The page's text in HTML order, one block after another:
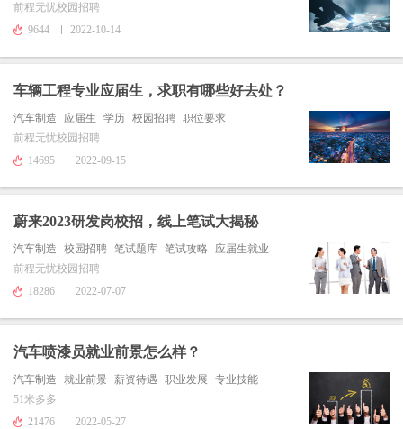
前程无忧校园招聘
9644
2022-10-14
车辆工程专业应届生，求职有哪些好去处？
汽车制造 应届生 学历 校园招聘 职位要求
前程无忧校园招聘
14695
2022-09-15
蔚来2023研发岗校招，线上笔试大揭秘
汽车制造 校园招聘 笔试题库 笔试攻略
应届生就业
前程无忧校园招聘
18286
2022-07-07
汽车喷漆员就业前景怎么样？
汽车制造 就业前景 薪资待遇 职业发展
专业技能
51米多多
21476
2022-05-27